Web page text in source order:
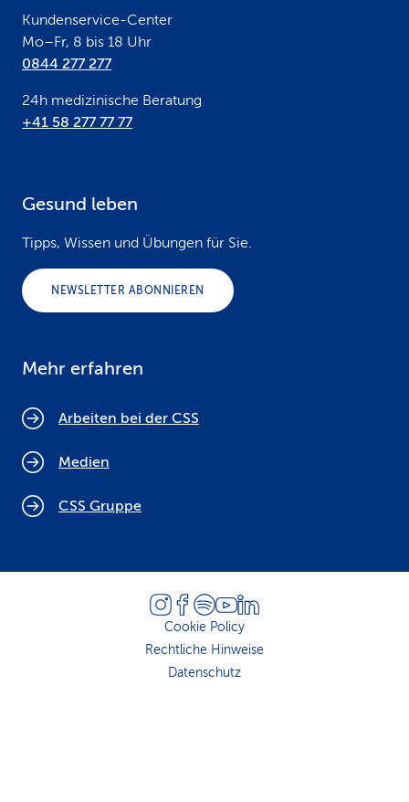
Kundenservice-Center
Mo–Fr, 8 bis 18 Uhr
0844 277 277
24h medizinische Beratung
+41 58 277 77 77
Gesund leben
Tipps, Wissen und Übungen für Sie.
NEWSLETTER ABONNIEREN
Mehr erfahren
Arbeiten bei der CSS
Medien
CSS Gruppe
Cookie Policy
Rechtliche Hinweise
Datenschutz